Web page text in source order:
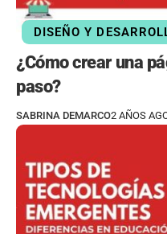
DISEÑO Y
¿Cómo crear una
paso?
SABRINA DEMARCO2 AÑOS